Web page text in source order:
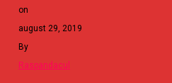
on
august 29, 2019
By
Raspandacul